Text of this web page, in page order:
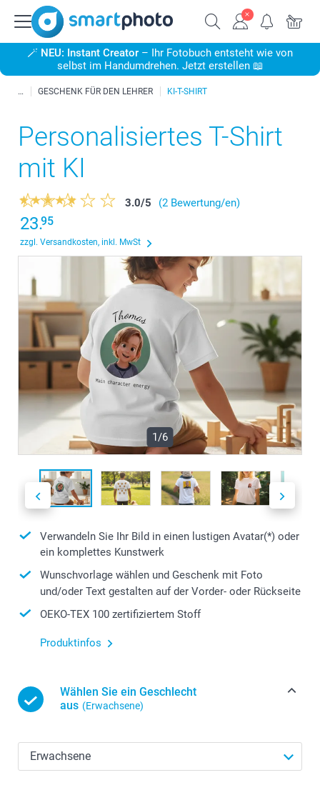
🪄 NEU: Instant Creator – Ihr Fotobuch entsteht wie von
selbst im Handumdrehen. Jetzt erstellen 📖
GESCHENK FÜR DEN LEHRER KI-T-SHIRT
Personalisiertes T-Shirt
mit KI
3.0/5 (2 Bewertung/en)
23.95
zzgl. Versandkosten, inkl. MwSt
1/6
Verwandeln Sie Ihr Bild in einen lustigen Avatar(*) oder
ein komplettes Kunstwerk
Wunschvorlage wählen und Geschenk mit Foto
und/oder Text gestalten auf der Vorder- oder Rückseite
OEKO-TEX 100 zertifiziertem Stoff
Produktinfos
Wählen Sie ein Geschlecht
aus (Erwachsene)